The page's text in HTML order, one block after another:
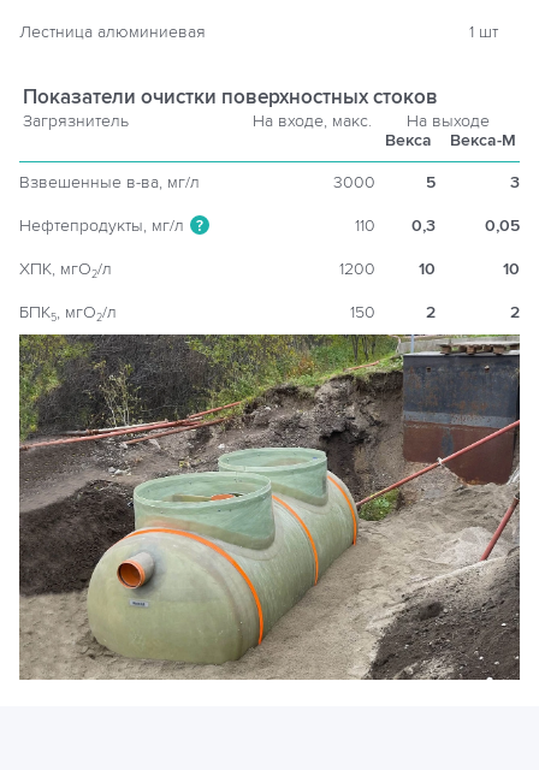
Лестница алюминиевая 1 шт
Показатели очистки поверхностных стоков
Загрязнитель На входе, макс.
На выходе
Векса
Векса-М
Взвешенные в-ва, мг/л 3000 5 3
Нефтепродукты, мг/л ? 110 0,3 0,05
ХПК, мгO2/л 1200 10 10
БПК5, мгO2/л 150 2 2